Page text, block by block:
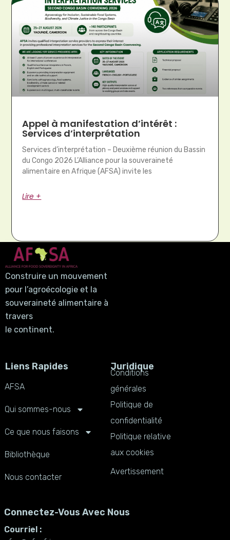
Appel à manifestation d’intérêt :
Services d’interprétation
Services d’interprétation – Deuxième réunion du Bassin
du Congo 2026 L’Alliance pour la souveraineté
alimentaire en Afrique (AFSA) invite les
Lire +
Construire un mouvement
pour l’agroécologie et la
souveraineté alimentaire à
travers
le continent.
Liens Rapides
AFSA
Qui sommes-nous
Ce que nous faisons
Bibliothèque
Nous contacter
Juridique
Conditions
générales
Politique de
confidentialité
Politique relative
aux cookies
Avertissement
Connectez-Vous Avec Nous
Courriel :